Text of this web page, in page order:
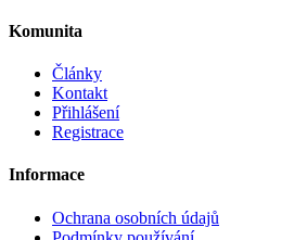
Komunita
Články
Kontakt
Přihlášení
Registrace
Informace
Ochrana osobních údajů